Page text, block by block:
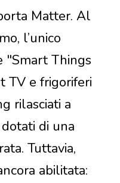
Matter. Al
l’unico
"Smart Things
TV e frigoriferi
rilasciati a
di una
Tuttavia,
abilitata: